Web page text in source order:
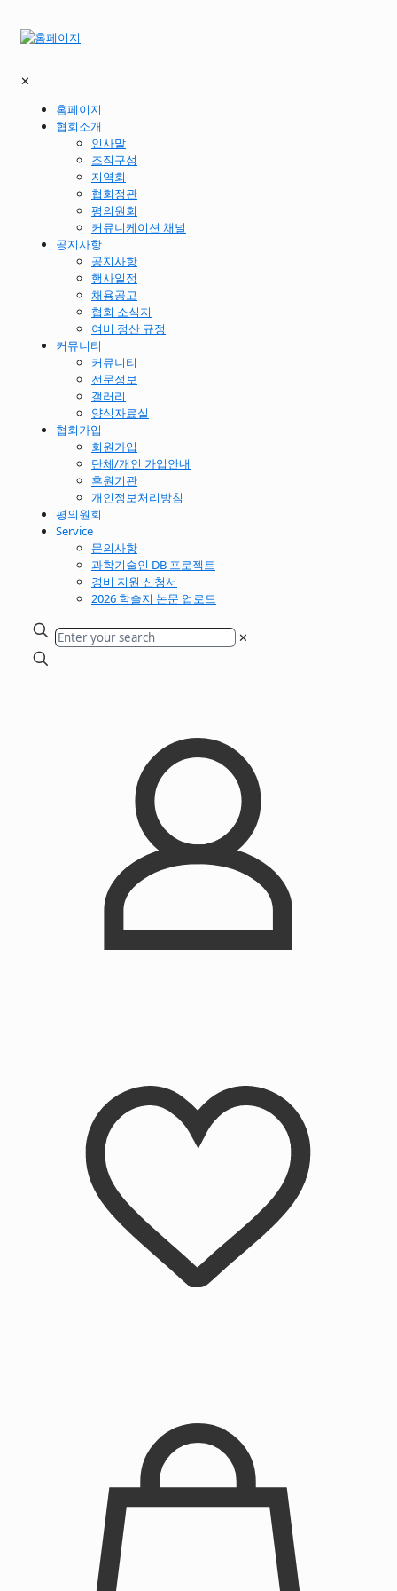
✕
홈페이지
협회소개
인사말
조직구성
지역회
협회정관
평의원회
커뮤니케이션 채널
공지사항
공지사항
행사일정
채용공고
협회 소식지
여비 정산 규정
커뮤니티
커뮤니티
전문정보
갤러리
양식자료실
협회가입
회원가입
단체/개인 가입안내
후원기관
개인정보처리방침
평의원회
Service
문의사항
과학기술인 DB 프로젝트
경비 지원 신청서
2026 학술지 논문 업로드
✕